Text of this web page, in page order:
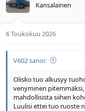
Kansalainen
6 Toukokuu 2026
V602 sanoi:
Olisko tuo alkusyy
venyminen
mahdollisista siihen
Luulisi ettei tuo ruoste